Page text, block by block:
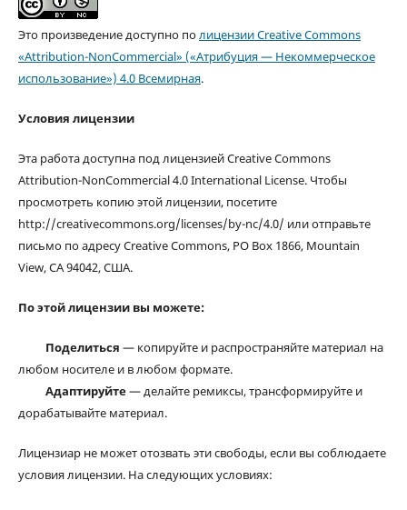
Это произведение доступно полицензии Creative Commons
«Attribution-NonCommercial» («Атрибуция — Некоммерческое
использование») 4.0 Всемирная.
Условия лицензии
Эта работа доступна под лицензией Creative Commons
Attribution-NonCommercial 4.0 International License. Чтобы
просмотреть копию этой лицензии, посетите
http://creativecommons.org/licenses/by-nc/4.0/ или отправьте
письмо по адресу Creative Commons, PO Box 1866, Mountain
View, CA 94042, США.
По этой лицензии вы можете:
Поделиться — копируйте и распространяйте материал на
любом носителе и в любом формате.
Адаптируйте— делайте ремиксы, трансформируйте и
дорабатывайте материал.
Лицензиар не может отозвать эти свободы, если вы соблюдаете
условия лицензии. На следующих условиях: